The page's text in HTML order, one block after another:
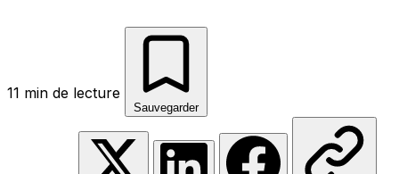
11 min de lecture
Sauvegarder